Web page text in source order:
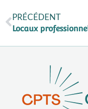
PRÉCÉDENT